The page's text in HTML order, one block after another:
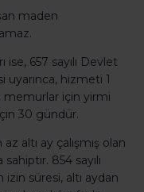
maden
ise, 657 sayılı Devlet
uyarınca, hizmeti 1
memurlar için yirmi
30 gündür.
altı ay çalışmış olan
sahiptir. 854 sayılı
süresi, altı aydan